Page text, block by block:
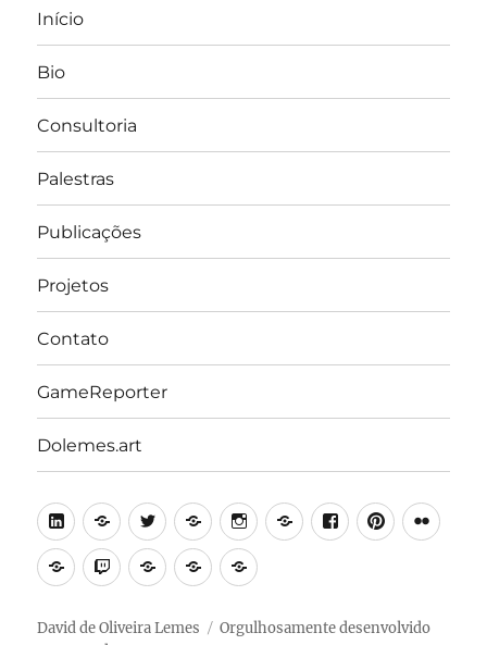
Início
Bio
Consultoria
Palestras
Publicações
Projetos
Contato
GameReporter
Dolemes.art
LinkedIn
LattesTwitterMediumInstagram
BehanceFacebook
PinterestFlickr
Academia.edu
TwitchMinecraft
Edition
SteamItch.io
David de Oliveira Lemes
Orgulhosamente desenvolvido